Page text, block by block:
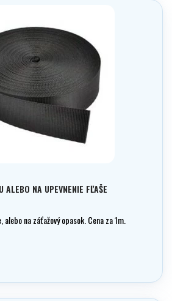
ALEBO NA UPEVNENIE FĽAŠE
na záťažový opasok. Cena za 1m.